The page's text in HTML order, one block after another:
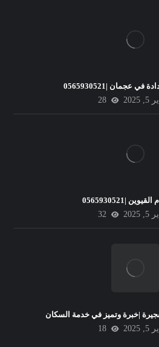
عجمان |0565930521
28
|0565930521
32
|خبرة وتميز في خدمة السكان
18